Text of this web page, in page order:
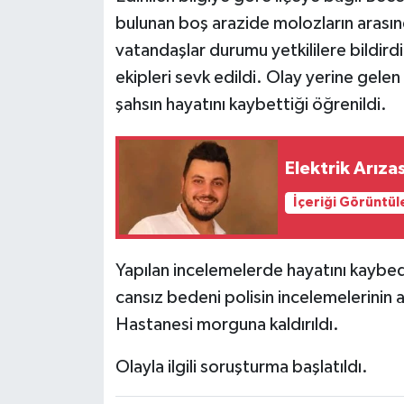
bulunan boş arazide molozların
vatandaşlar durumu yetkililere
ekipleri sevk edildi. Olay yerine gelen
şahsın hayatını kaybettiği öğrenildi.
Elektrik
İçeriği
Yapılan incelemelerde hayatını
cansız bedeni polisin incelemelerinin
Hastanesi morguna kaldırıldı.
Olayla ilgili soruşturma başlatıldı.
Haberde İnsan
Kültür Sanat
Resmi İlan
SürManşet